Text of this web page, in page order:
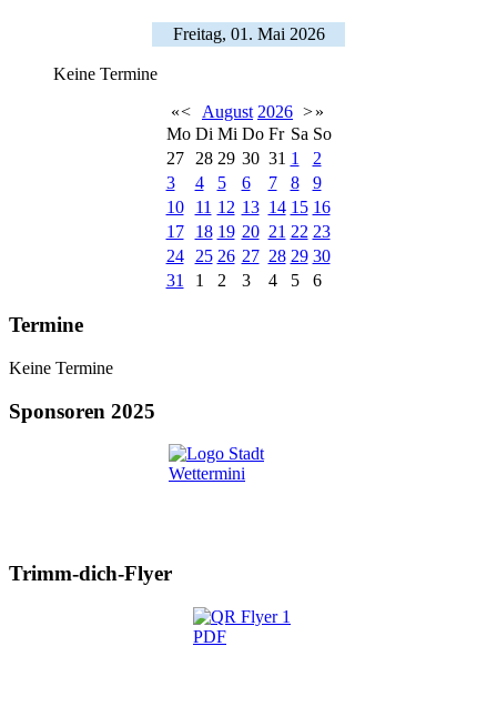
Freitag, 01. Mai 2026
Keine Termine
«< August 2026 >»
Mo Di Mi Do Fr Sa So
27
28 29 30 31 1
2
3
4 5 6 7 8
9
10
11 12 13 14 15 16
17
18 19 20 21 22 23
24
25 26 27 28 29 30
31
1 2 3 4 5 6
Termine
Keine Termine
Sponsoren 2025
Trimm-dich-Flyer